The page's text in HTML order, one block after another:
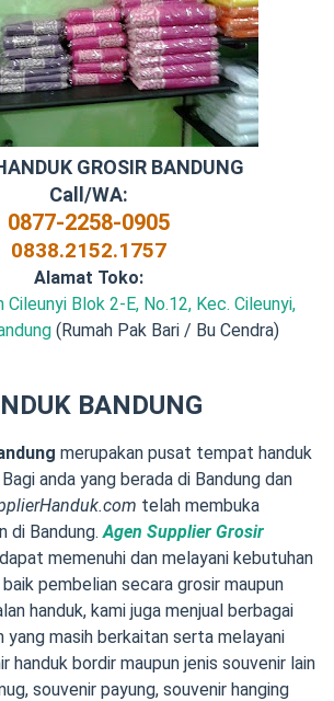
GROSIR BANDUNG
Call/WA:
0877-2258-0905
0838.2152.1757
Alamat Toko:
Cileunyi Blok 2-E, No.12, Kec. Cileunyi,
(Rumah Pak Bari / Bu Cendra)
BANDUNG
merupakan pusat tempat handuk
anda yang berada di Bandung dan
telah membuka
di Bandung.Agen Supplier Grosir
memenuhi dan melayani kebutuhan
baik pembelian secara grosir maupun
handuk, kami juga menjual berbagai
yang masih berkaitan serta melayani
handuk bordir maupun jenis souvenir lain
souvenir payung, souvenir hanging